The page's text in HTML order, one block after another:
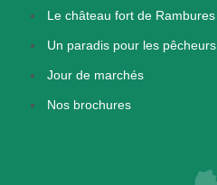
Le château fort de Rambures
Un paradis pour les pêcheurs
Jour de marchés
Nos brochures